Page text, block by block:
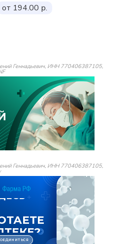
от 194.00 р.
Геннадьевич, ИНН 770406387105,
Геннадьевич, ИНН 770406387105,